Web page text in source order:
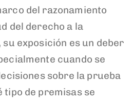
del razonamiento
del derecho a la
exposición es un deber
cuando se
sobre la prueba
tipo de premisas se